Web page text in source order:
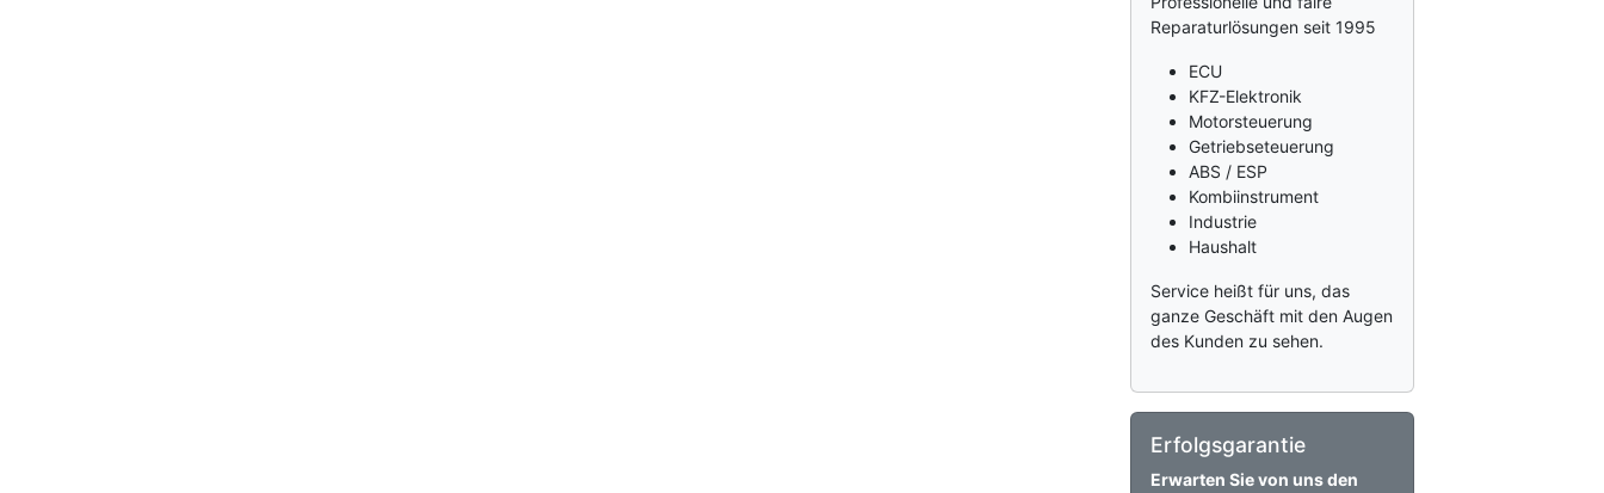
Reparaturlösungen seit 1995
ECU
KFZ-Elektronik
Motorsteuerung
Getriebseteuerung
ABS / ESP
Kombiinstrument
Industrie
Haushalt
Service heißt für uns, das
ganze Geschäft mit den Augen
des Kunden zu sehen.
Erfolgsgarantie
Erwarten Sie von uns den